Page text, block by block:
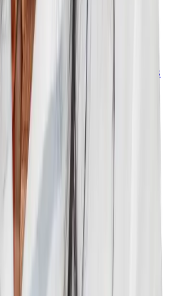
Budapest
University of Health Sciences
and Technologies
Charles University